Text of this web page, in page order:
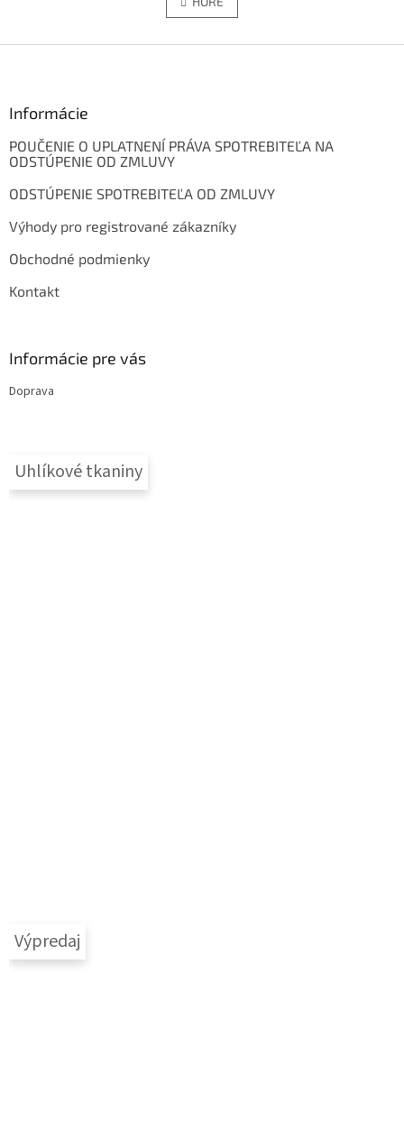
á
r
v
y
ý
n
k
v
Informácie
POUČENIE O UPLATNENÍ PRÁVA SPOTREBITEĽA NA
ODSTÚPENIE OD ZMLUVY
ODSTÚPENIE SPOTREBITEĽA OD ZMLUVY
Výhody pro registrované zákazníky
Obchodné podmienky
Kontakt
Informácie pre vás
Doprava
Uhlíkové tkaniny
Výpredaj